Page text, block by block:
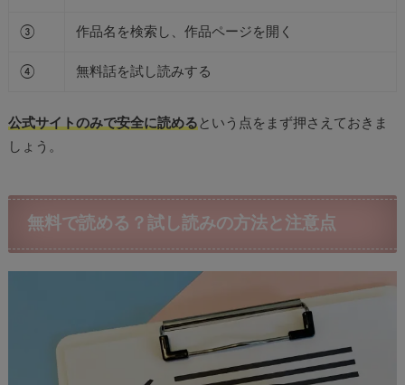
③ 作品名を検索し、作品ページを開く
④ 無料話を試し読みする
公式サイトのみで安全に読める という点をまず押さえておきま
しょう。
無料で読める？試し読みの方法と注意点